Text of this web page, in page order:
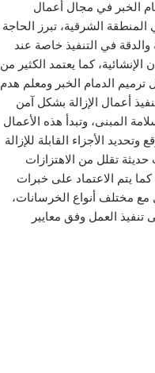
الخبر في مجال أعمال
المنطقة الشرقية، تبرز الحاجة
والدقة في التنفيذ خاصة عند
الإنشائية، كما يعتمد الكثير من
ترميم الدمام الخبر ومعلم هدم
أعمال الإزالة بشكل آمن
المبنى، وتبدأ هذه الأعمال
وتحديد الأجزاء القابلة للإزالة
تقلل من الاهتزازات
كما يتم الاعتماد على خبرات
مع مختلف أنواع الخرسانات،
العمل وفق معايير